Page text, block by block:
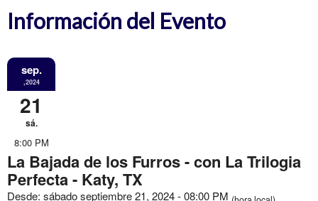
Información del Evento
sep.
,2024
21
sá.
8:00 PM
La Bajada de los Furros - con La Trilogia
Perfecta - Katy, TX
Desde: sábado septiembre 21, 2024 - 08:00 PM